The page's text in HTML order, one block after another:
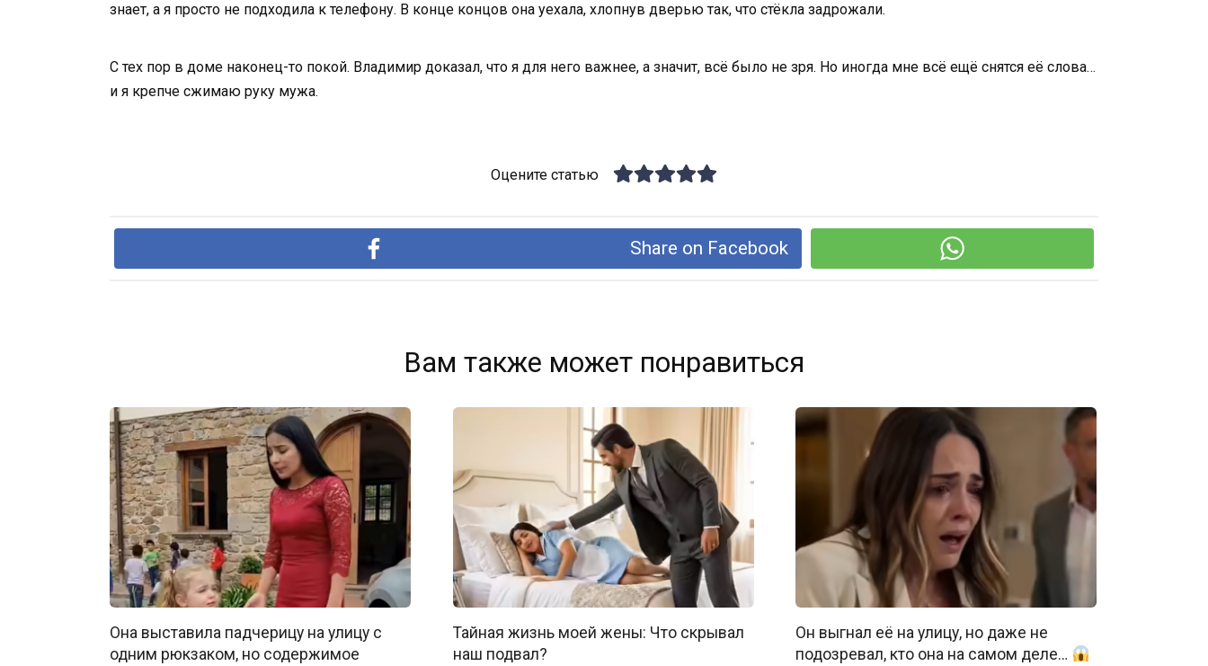
знает, а я просто не подходила к телефону. В конце концов она уехала, хлопнув дверью так, что стёкла задрожали.
С тех пор в доме наконец-то покой. Владимир доказал, что я для него важнее, а значит, всё было не зря. Но иногда мне всё ещё снятся её слова…
и я крепче сжимаю руку мужа.
Оцените статью
Share on Facebook
Вам также может понравиться
Она выставила падчерицу на улицу с
одним рюкзаком, но содержимое
Тайная жизнь моей жены: Что скрывал
наш подвал?
Он выгнал её на улицу, но даже не
подозревал, кто она на самом деле…